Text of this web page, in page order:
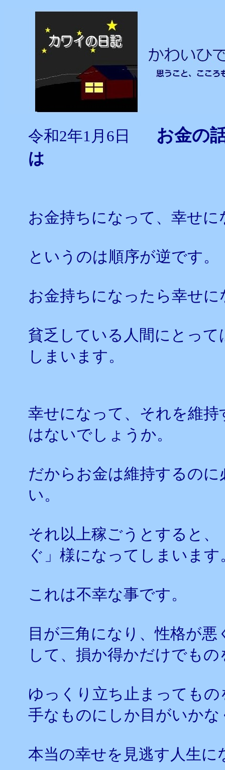
令和2年1月6日 お金
は
お金持ちになって、幸せに
というのは順序が逆です。
お金持ちになったら幸せ
貧乏している人間にとっ
しまいます。
幸せになって、それを維
はないでしょうか。
だからお金は維持するの
い。
それ以上稼ごうとすると
ぐ」様になってしまいます
これは不幸な事です。
目が三角になり、性格が
して、損か得かだけでもの
ゆっくり立ち止まっても
手なものにしか目がいかな
本当の幸せを見逃す人生